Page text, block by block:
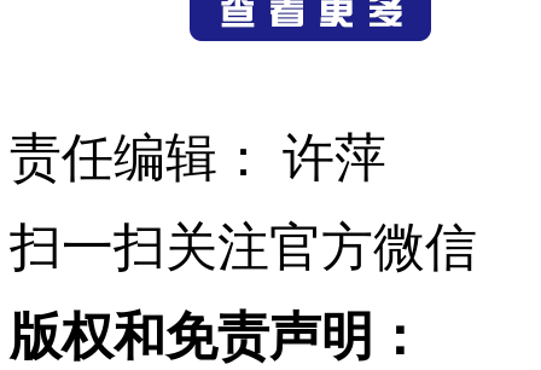
责任编辑： 许萍
扫一扫关注官方微信
版权和免责声明：